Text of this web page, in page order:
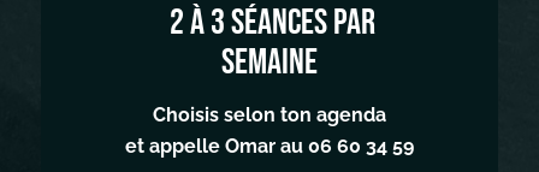
2 À 3 SÉANCES PAR
SEMAINE
Choisis selon ton agenda
et appelle Omar au 06 60 34 59